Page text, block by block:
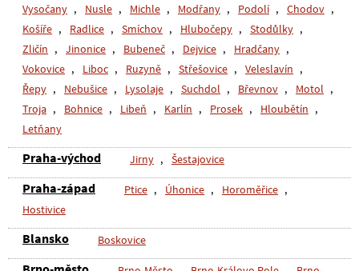
Vysočany , Nusle , Michle , Modřany , Podolí , Chodov ,
Košíře , Radlice , Smíchov , Hlubočepy , Stodůlky ,
Zličín , Jinonice , Bubeneč , Dejvice , Hradčany ,
Vokovice , Liboc , Ruzyně , Střešovice , Veleslavín ,
Řepy , Nebušice , Lysolaje , Suchdol , Břevnov , Motol ,
Troja , Bohnice , Libeň , Karlín , Prosek , Hloubětín ,
Letňany
Praha-východ Jirny , Šestajovice
Praha-západ Ptice , Úhonice , Horoměřice ,
Hostivice
Blansko Boskovice